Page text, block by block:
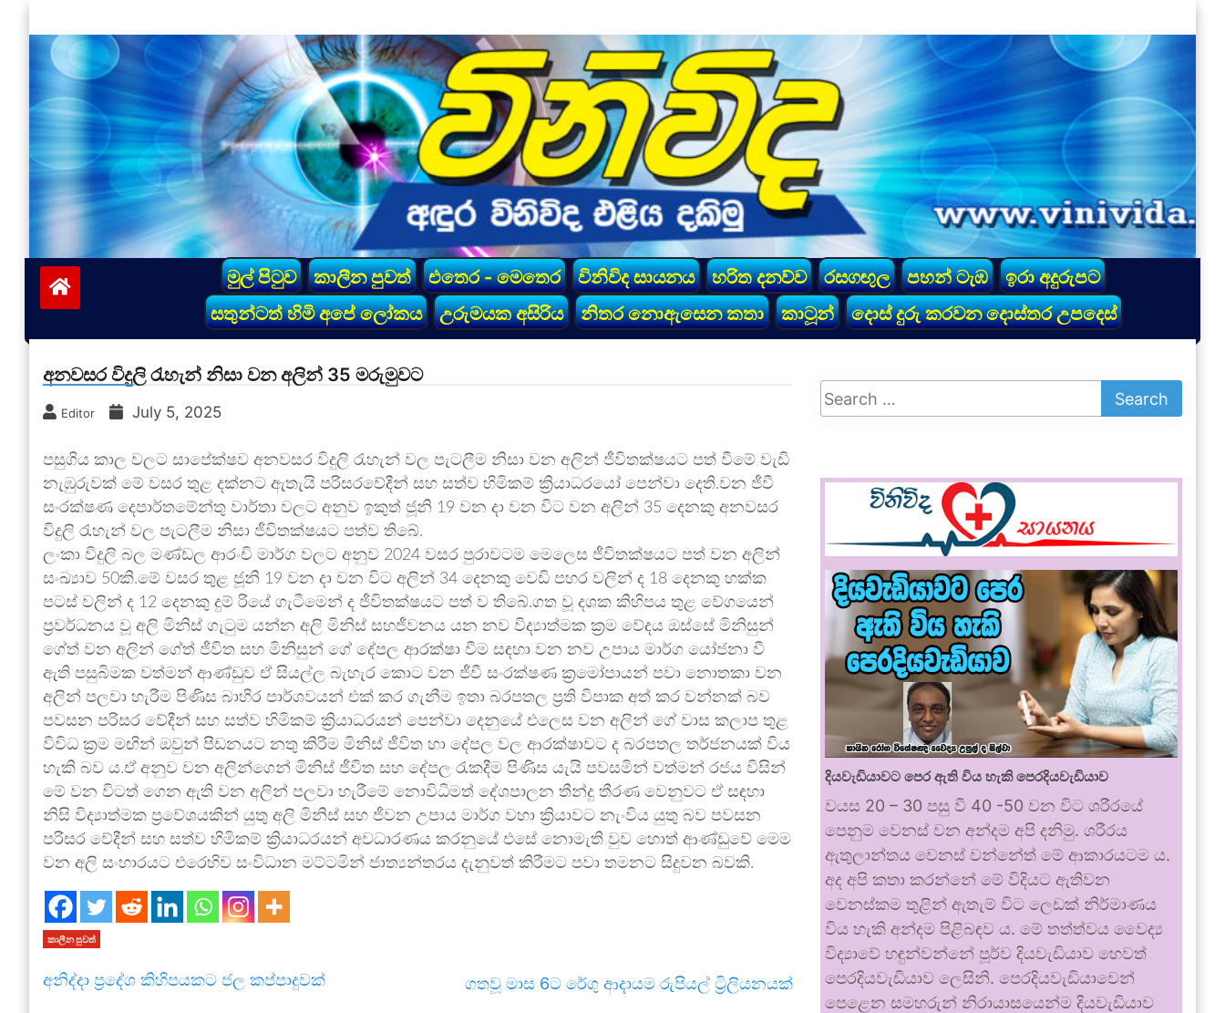
to
content
vinivida.lk
මුල් පිටුව කාලීන පුවත් එතෙර - මෙතෙර විනිවිද සායනය හරිත දනව්ව රසගඟුල පහන් ටැඹ
ඉරා අදුරුපට
සතුන්ටත් හිමි අපේ ලෝකය
උරුමයක අසිරිය නිතර නොඇසෙන කතා කාටූන් දොස් දුරු කරවන දොස්තර උපදෙස්
අනවසර විදුලි රැහැන් නිසා වන අලින් 35 මරුමුවට
Editor July 5, 2025
පසුගිය කාල වලට සාපේක්ෂව අනවසර විදුලි රැහැන් වල පැටලීම නිසා වන අලින් ජීවිතක්ෂයට පත් වීමේ වැඩි
නැඹුරුවක් මේ වසර තුළ දක්නට ඇතැයි පරිසරවේදීන් සහ සත්ව හිමිකම් ක්‍රියාධරයෝ පෙන්වා දෙති.වන ජීවී
සංරක්ෂණ දෙපාර්තමේන්තු වාර්තා වලට අනුව ඉකුත් ජූනි 19 වන දා වන විට වන අලින් 35 දෙනකු අනවසර
විදුලි රැහැන් වල පැටලීම නිසා ජීවිතක්ෂයට පත්ව තිබේ.
ලංකා විදුලි බල මණ්ඩල ආරංචි මාර්ග වලට අනුව 2024 වසර පුරාවටම මෙලෙස ජීවිතක්ෂයට පත් වන අලින්
සංඛ්‍යාව 50කි.මේ වසර තුළ ජූනි 19 වන දා වන විට අලින් 34 දෙනකු වෙඩි පහර වලින් ද 18 දෙනකු හක්ක
පටස් වලින් ද 12 දෙනකු දුම් රියේ ගැටීමෙන් ද ජීවිතක්ෂයට පත් ව තිබේ.ගත වූ දශක කිහිපය තුළ වේගයෙන්
ප්‍රවර්ධනය වූ අලි මිනිස් ගැටුම යන්න අලි මිනිස් සහජීවනය යන නව විද්‍යාත්මක ක්‍රම වේදය ඔස්සේ මිනිසුන්
ගේත් වන අලින් ගේත් ජීවිත සහ මිනිසුන් ගේ දේපල ආරක්ෂා වීම සඳහා වන නව උපාය මාර්ග යෝජනා වී
ඇති පසුබිමක වත්මන් ආණ්ඩුව ඒ සියල්ල බැහැර කොට වන ජීවී සංරක්ෂණ ක්‍රමෝපායන් පවා නොතකා වන
අලින් පලවා හැරීම පිණිස බාහිර පාර්ශවයන් එක් කර ගැනීම ඉතා බරපතල ප්‍රති විපාක අත් කර වන්නක් බව
පවසන පරිසර වේදීන් සහ සත්ව හිමිකම් ක්‍රියාධරයන් පෙන්වා දෙනුයේ එලෙස වන අලින් ගේ වාස කලාප තුළ
විවිධ ක්‍රම මඟින් ඔවුන් පීඩනයට නතු කිරීම මිනිස් ජීවිත හා දේපල වල ආරක්ෂාවට ද බරපතල තර්ජනයක් විය
හැකි බව ය.ඒ අනුව වන අලින්ගෙන් මිනිස් ජීවිත සහ දේපල රැකදීම පිණිස යැයි පවසමින් වත්මන් රජය විසින්
මේ වන විටත් ගෙන ඇති වන අලින් පලවා හැරීමේ නොවිධිමත් දේශපාලන තීන්දු තීරණ වෙනුවට ඒ සඳහා
නිසි විද්‍යාත්මක ප්‍රවේශයකින් යුතු අලි මිනිස් සහ ජීවන උපාය මාර්ග වහා ක්‍රියාවට නැංවිය යුතු බව පවසන
පරිසර වේදීන් සහ සත්ව හිමිකම් ක්‍රියාධරයන් අවධාරණය කරනුයේ එසේ නොමැති වුව හොත් ආණ්ඩුවේ මෙම
වන අලි සංහාරයට එරෙහිව සංවිධාන මට්ටමින් ජාත්‍යන්තරය දැනුවත් කිරීමට පවා තමනට සිදුවන බවකි.
කාලීන පුවත්
අනිද්දා ප්‍රදේශ කිහිපයකට ජල කප්පාදුවක් ගතවූ මාස 6ට රේගු ආදායම රුපියල් ට්‍රිලියනයක්
දියවැඩියාවට පෙර ඇති විය හැකි පෙරදියවැඩියාව
වයස 20 – 30 පසු වී 40 -50 වන විට ශරීරයේ
පෙනුම වෙනස් වන අන්දම අපි දනිමු. ශරීරය
ඇතුලාන්තය වෙනස් වන්නේත් මේ ආකාරයටම ය.
අද අපි කතා කරන්නේ මේ විදියට ඇතිවන
වෙනස්කම තුළින් ඇතැම් විට ලෙඩක් නිර්මාණය
විය හැකි අන්දම පිළිබඳව ය. මේ තත්ත්වය වෛද්‍ය
විද්‍යාවේ හඳුන්වන්නේ පූර්ව දියවැඩියාව හෙවත්
පෙරදියවැඩියාව ලෙසිනි. පෙරදියවැඩියාවෙන්
පෙළෙන සමහරුන් නිරායාසයෙන්ම දියවැඩියාව